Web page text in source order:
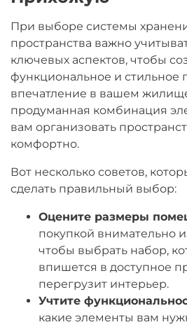
При выборе системы
пространства важно
ключевых аспектов, чтобы
функциональное и стильное
впечатление в вашем
продуманная комбинация
вам организовать
комфортно.
Вот несколько советов,
сделать правильный выбор:
Оцените размеры
покупкой внимательно
чтобы выбрать набор,
впишется в доступное
перегрузит интерьер.
Учтите
какие элементы вам